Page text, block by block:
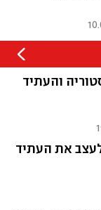
והעתיד
את העתיד